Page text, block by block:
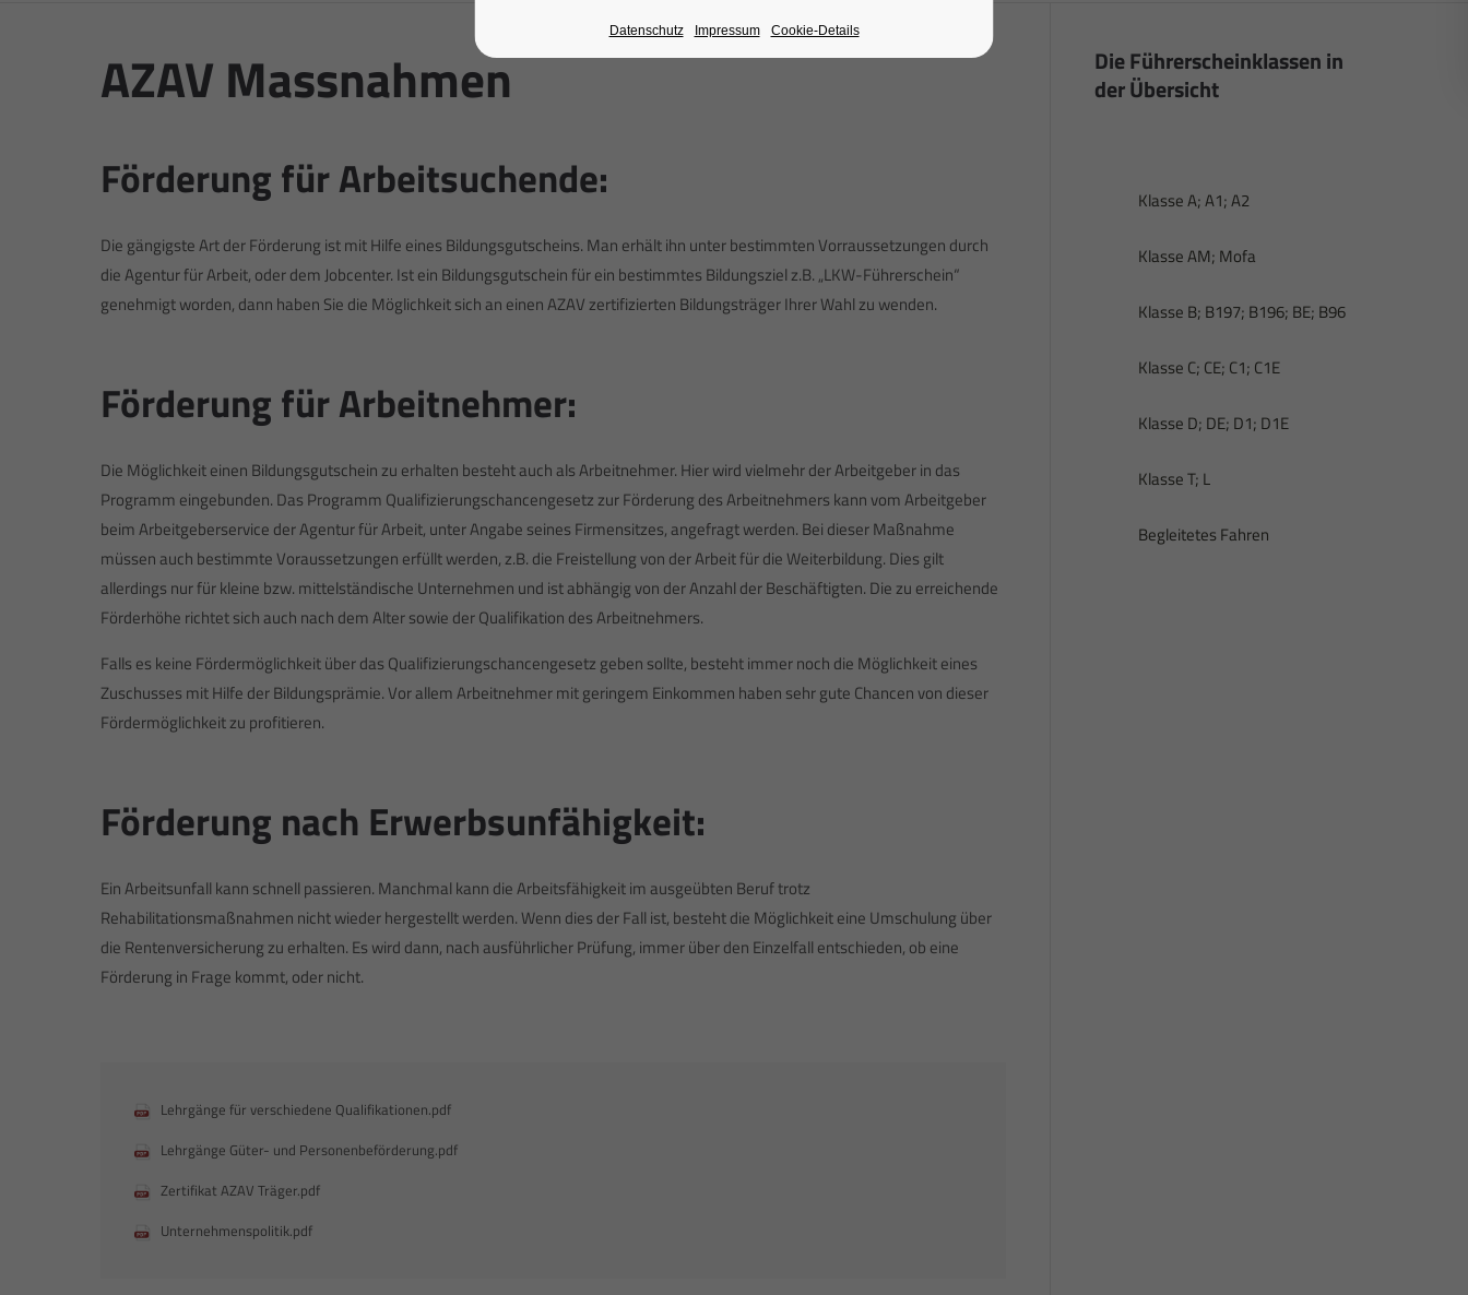
AZAV Massnahmen
Förderung für Arbeitsuchende:
Die gängigste Art der Förderung ist mit Hilfe eines Bildungsgutscheins. Man erhält ihn unter bestimmten Vorraussetzungen durch
die Agentur für Arbeit, oder dem Jobcenter. Ist ein Bildungsgutschein für ein bestimmtes Bildungsziel z.B. „LKW-Führerschein“
genehmigt worden, dann haben Sie die Möglichkeit sich an einen AZAV zertifizierten Bildungsträger Ihrer Wahl zu wenden.
Förderung für Arbeitnehmer:
Die Möglichkeit einen Bildungsgutschein zu erhalten besteht auch als Arbeitnehmer. Hier wird vielmehr der Arbeitgeber in das
Programm eingebunden. Das Programm Qualifizierungschancengesetz zur Förderung des Arbeitnehmers kann vom Arbeitgeber
beim Arbeitgeberservice der Agentur für Arbeit, unter Angabe seines Firmensitzes, angefragt werden. Bei dieser Maßnahme
müssen auch bestimmte Voraussetzungen erfüllt werden, z.B. die Freistellung von der Arbeit für die Weiterbildung. Dies gilt
allerdings nur für kleine bzw. mittelständische Unternehmen und ist abhängig von der Anzahl der Beschäftigten. Die zu erreichende
Förderhöhe richtet sich auch nach dem Alter sowie der Qualifikation des Arbeitnehmers.
Falls es keine Fördermöglichkeit über das Qualifizierungschancengesetz geben sollte, besteht immer noch die Möglichkeit eines
Zuschusses mit Hilfe der Bildungsprämie. Vor allem Arbeitnehmer mit geringem Einkommen haben sehr gute Chancen von dieser
Fördermöglichkeit zu profitieren.
Förderung nach Erwerbsunfähigkeit:
Ein Arbeitsunfall kann schnell passieren. Manchmal kann die Arbeitsfähigkeit im ausgeübten Beruf trotz
Rehabilitationsmaßnahmen nicht wieder hergestellt werden. Wenn dies der Fall ist, besteht die Möglichkeit eine Umschulung über
die Rentenversicherung zu erhalten. Es wird dann, nach ausführlicher Prüfung, immer über den Einzelfall entschieden, ob eine
Förderung in Frage kommt, oder nicht.
Lehrgänge für verschiedene Qualifikationen.pdf
Lehrgänge Güter- und Personenbeförderung.pdf
Zertifikat AZAV Träger.pdf
Unternehmenspolitik.pdf
Die Führerscheinklassen in
der Übersicht
Klasse A; A1; A2
Klasse AM; Mofa
Klasse B; B197; B196; BE; B96
Klasse C; CE; C1; C1E
Klasse D; DE; D1; D1E
Klasse T; L
Begleitetes Fahren
Tom & Stephs Fahrschule
Datenschutz Impressum Cookie-Details